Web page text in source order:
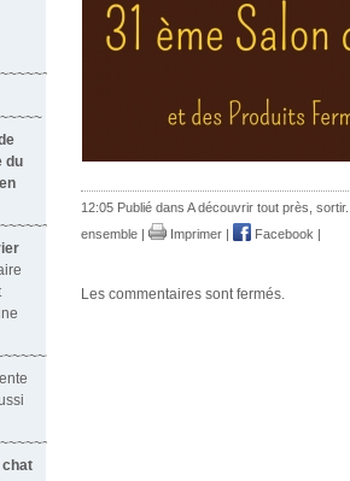
du
chat
12:05 Publié dans A découvrir tout près, sortir...
ensemble | Imprimer | Facebook |
Les commentaires sont fermés.